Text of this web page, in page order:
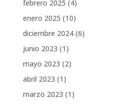
febrero 2025 (4)
enero 2025 (10)
diciembre 2024(6)
junio 2023 (1)
mayo 2023 (2)
abril 2023 (1)
marzo 2023 (1)